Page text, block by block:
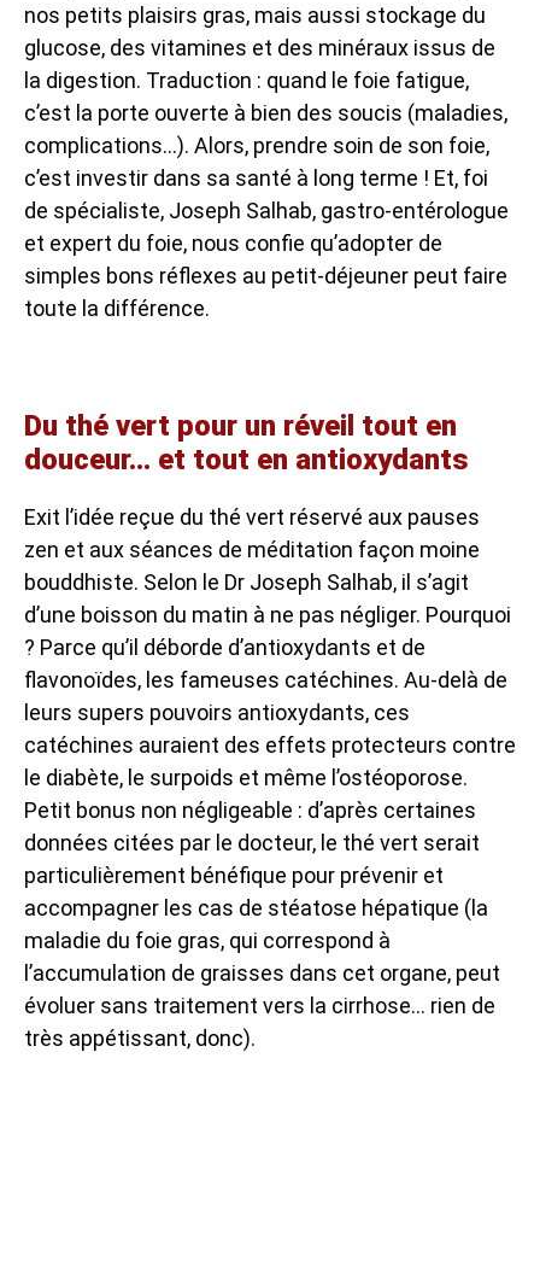
nos petits plaisirs gras, mais aussi stockage du
glucose, des vitamines et des minéraux issus de
la digestion. Traduction : quand le foie fatigue,
c’est la porte ouverte à bien des soucis (maladies,
complications…). Alors, prendre soin de son foie,
c’est investir dans sa santé à long terme ! Et, foi
de spécialiste, Joseph Salhab, gastro-entérologue
et expert du foie, nous confie qu’adopter de
simples bons réflexes au petit-déjeuner peut faire
toute la différence.
Du thé vert pour un réveil tout en
douceur… et tout en antioxydants
Exit l’idée reçue du thé vert réservé aux pauses
zen et aux séances de méditation façon moine
bouddhiste. Selon le Dr Joseph Salhab, il s’agit
d’une boisson du matin à ne pas négliger. Pourquoi
? Parce qu’il déborde d’antioxydants et de
flavonoïdes, les fameuses catéchines. Au-delà de
leurs supers pouvoirs antioxydants, ces
catéchines auraient des effets protecteurs contre
le diabète, le surpoids et même l’ostéoporose.
Petit bonus non négligeable : d’après certaines
données citées par le docteur, le thé vert serait
particulièrement bénéfique pour prévenir et
accompagner les cas de stéatose hépatique (la
maladie du foie gras, qui correspond à
l’accumulation de graisses dans cet organe, peut
évoluer sans traitement vers la cirrhose… rien de
très appétissant, donc).